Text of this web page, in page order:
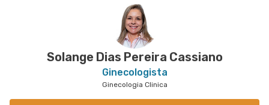
Solange Dias Pereira Cassiano
Ginecologista
Ginecologia Clinica